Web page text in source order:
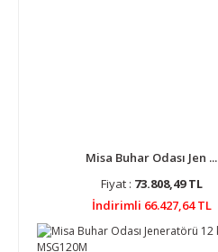
Misa Buhar Odası Jen ...
Fiyat : 73.808,49 TL
İndirimli 66.427,64 TL